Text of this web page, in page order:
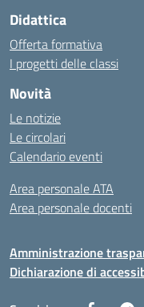
Didattica
Offerta formativa
I progetti delle classi
Novità
Le notizie
Le circolari
Calendario eventi
Area personale ATA
Area personale docenti
Amministrazione
Dichiarazione di